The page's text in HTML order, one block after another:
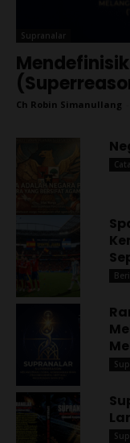
Supranalar
Ch Robin Simanullang